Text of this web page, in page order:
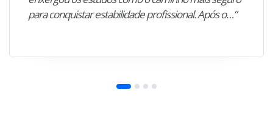
para conquistar estabilidade profissional. Após o…”